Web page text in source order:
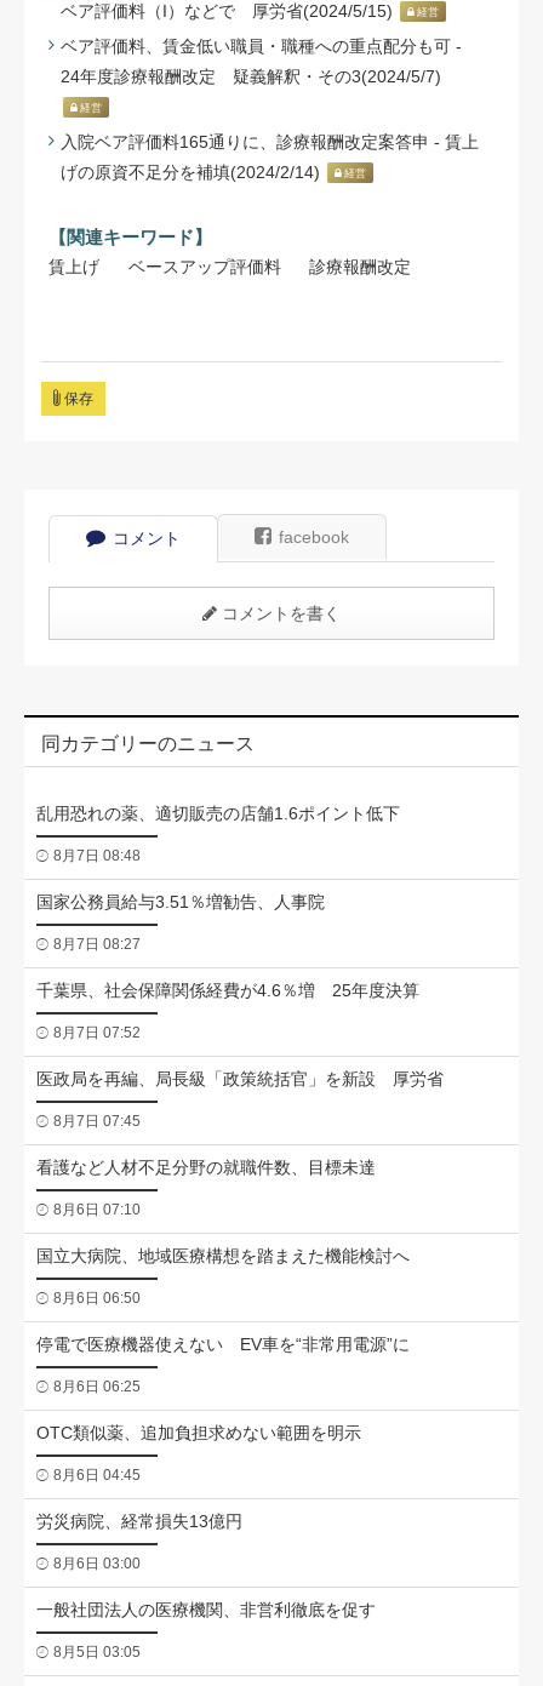
ベア評価料（I）などで 厚労省(2024/5/15)
経営
ベア評価料、賃金低い職員・職種への重点配分も可 -
24年度診療報酬改定 疑義解釈・その3(2024/5/7)
経営
入院ベア評価料165通りに、診療報酬改定案答申 - 賃上
げの原資不足分を補填(2024/2/14)
経営
【関連キーワード】
賃上げ ベースアップ評価料 診療報酬改定
保存
コメント facebook
コメントを書く
同カテゴリーのニュース
乱用恐れの薬、適切販売の店舗1.6ポイント低下
8月7日 08:48
国家公務員給与3.51％増勧告、人事院
8月7日 08:27
千葉県、社会保障関係経費が4.6％増 25年度決算
8月7日 07:52
医政局を再編、局長級「政策統括官」を新設 厚労省
8月7日 07:45
看護など人材不足分野の就職件数、目標未達
8月6日 07:10
国立大病院、地域医療構想を踏まえた機能検討へ
8月6日 06:50
停電で医療機器使えない EV車を“非常用電源”に
8月6日 06:25
OTC類似薬、追加負担求めない範囲を明示
8月6日 04:45
労災病院、経常損失13億円
8月6日 03:00
一般社団法人の医療機関、非営利徹底を促す
8月5日 03:05